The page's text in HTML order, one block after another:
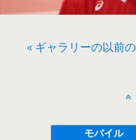
« ギャラリーの以前
モバイル